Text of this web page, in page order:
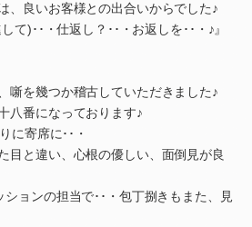
、良いお客様との出合いからでした♪
て)･･・仕返し？･･・お返しを･･・♪』
噺を幾つか稽古していただきました♪
八番になっております♪
に寄席に･･・
目と違い、心根の優しい、面倒見が良
ョンの担当で･･・包丁捌きもまた、見